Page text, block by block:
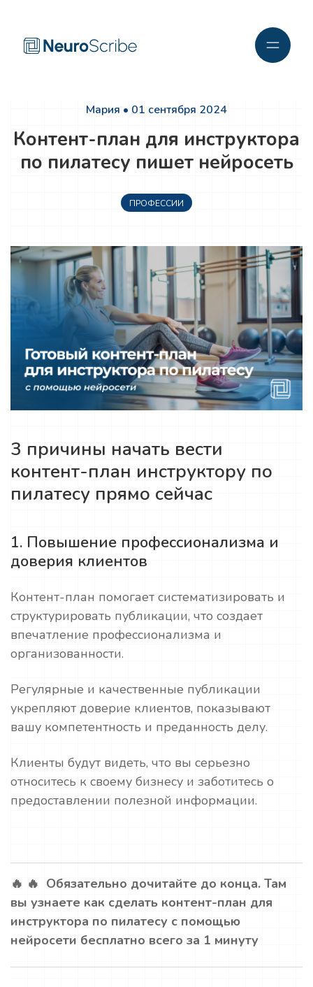
Мария • 01 сентября 2024
Контент-план для инструктора
по пилатесу пишет нейросеть
ПРОФЕССИИ
3 причины начать вести
контент-план инструктору по
пилатесу прямо сейчас
1. Повышение профессионализма и
доверия клиентов
Контент-план помогает систематизировать и
структурировать публикации, что создает
впечатление профессионализма и
организованности.
Регулярные и качественные публикации
укрепляют доверие клиентов, показывают
вашу компетентность и преданность делу.
Клиенты будут видеть, что вы серьезно
относитесь к своему бизнесу и заботитесь о
предоставлении полезной информации.
🔥 🔥 Обязательно дочитайте до конца. Там
вы узнаете как сделать контент-план для
инструктора по пилатесу с помощью
нейросети бесплатно всего за 1 минуту